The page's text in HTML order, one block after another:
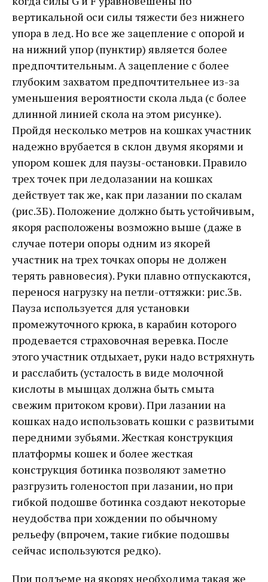
вертикальной оси силы тяжести без нижнего
упора в лед. Но все же зацепление с опорой и
на нижний упор (пунктир) является более
предпочтительным. А зацепление с более
глубоким захватом предпочтительнее из-за
уменьшения вероятности скола льда (с более
длинной линией скола на этом рисунке).
Пройдя несколько метров на кошках участник
надежно врубается в склон двумя якорями и
упором кошек для паузы-остановки. Правило
трех точек при ледолазании на кошках
действует так же, как при лазании по скалам
(рис.3Б). Положение должно быть устойчивым,
якоря расположены возможно выше (даже в
случае потери опоры одним из якорей
участник на трех точках опоры не должен
терять равновесия). Руки плавно отпускаются,
перенося нагрузку на петли-оттяжки: рис.3в.
Пауза используется для установки
промежуточного крюка, в карабин которого
продевается страховочная веревка. После
этого участник отдыхает, руки надо встряхнуть
и расслабить (усталость в виде молочной
кислоты в мышцах должна быть смыта
свежим притоком крови). При лазании на
кошках надо использовать кошки с развитыми
передними зубьями. Жесткая конструкция
платформы кошек и более жесткая
конструкция ботинка позволяют заметно
разгрузить голеностоп при лазании, но при
гибкой подошве ботинка создают некоторые
неудобства при хождении по обычному
рельефу (впрочем, такие гибкие подошвы
сейчас используются редко).
При подъеме на якорях необходима такая же